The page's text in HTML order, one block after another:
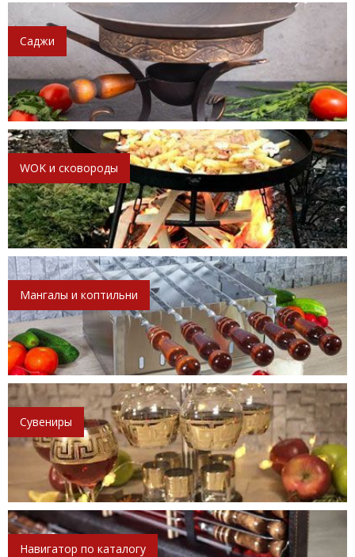
Саджи
WOK и сковороды
Мангалы и коптильни
Сувениры
Навигатор по каталогу